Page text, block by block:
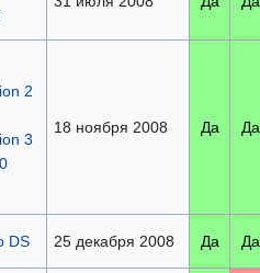
2
3
18 ноября 2008 Да Да
DS 25 декабря 2008 Да Да